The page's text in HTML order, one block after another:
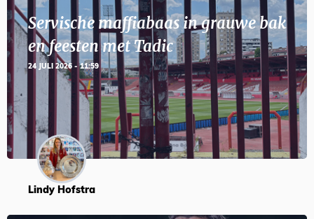
Servische maffiabaas in grauwe bak
en feesten met Tadic
24 JULI 2026 - 11:59
Lindy Hofstra